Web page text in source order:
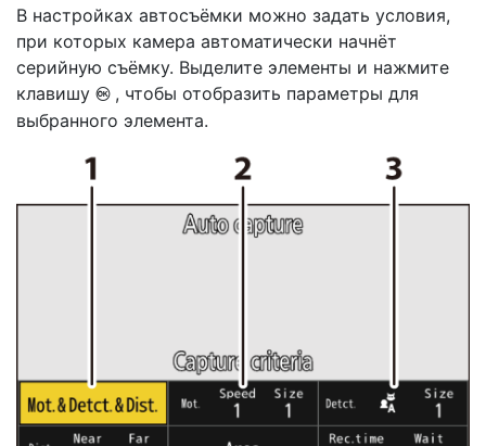
В настройках автосъёмки можно задать условия,
при которых камера автоматически начнёт
серийную съёмку. Выделите элементы и нажмите
клавишу J , чтобы отобразить параметры для
выбранного элемента.